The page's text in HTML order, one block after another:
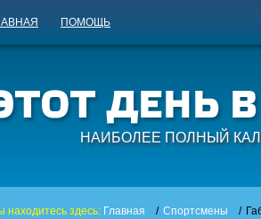
ПОМОЩЬ
НАИБОЛЕЕ ПОЛНЫЙ
находитесь здесь: Главная / Спортсмены /